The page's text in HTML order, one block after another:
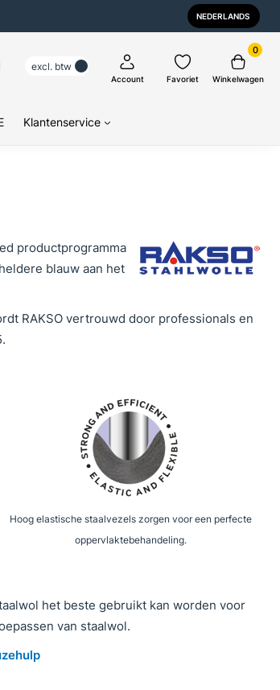
NEDERLANDS
excl. btw
Account Favoriet
0
Winkelwagen
Klantenservice
productprogramma
blauw aan het
RAKSO vertrouwd door professionals en
Hoog elastische staalvezels zorgen voor een perfecte
oppervlaktebehandeling.
het beste gebruikt kan worden voor
van staalwol.